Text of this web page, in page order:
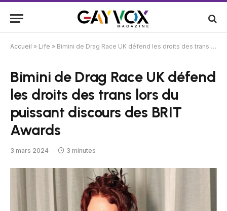
Accueil » Life » Bimini de Drag Race UK défend les droits des trans lors du puissant discours des BRIT Awards
Bimini de Drag Race UK défend
les droits des trans lors du
puissant discours des BRIT
Awards
3 mars 2024 3 minutes